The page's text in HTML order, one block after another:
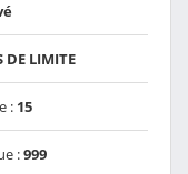
DE LIMITE
: 15
:999